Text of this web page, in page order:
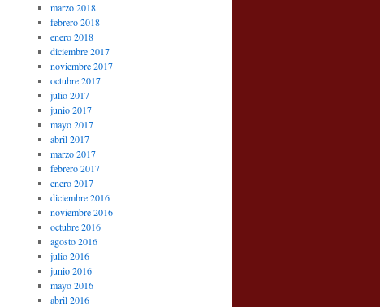
marzo 2018
febrero 2018
enero 2018
diciembre 2017
noviembre 2017
octubre 2017
julio 2017
junio 2017
mayo 2017
abril 2017
marzo 2017
febrero 2017
enero 2017
diciembre 2016
noviembre 2016
octubre 2016
agosto 2016
julio 2016
junio 2016
mayo 2016
abril 2016